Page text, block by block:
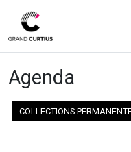
Agenda
COLLECTIONS